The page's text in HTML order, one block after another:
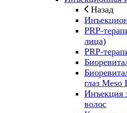
Назад
PRP-
лица)
PRP-
глаз Meso
Инъекция
волос